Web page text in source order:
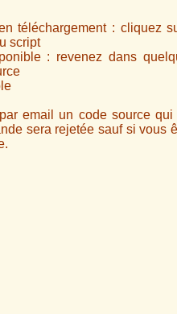
téléchargement : cliquez
script
: revenez dans
email un code source
sera rejetée sauf si vous